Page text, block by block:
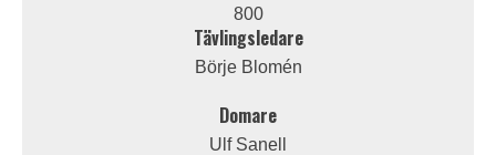
800
Tävlingsledare
Börje Blomén
Domare
Ulf Sanell